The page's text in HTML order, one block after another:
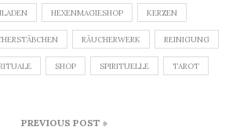
HEXENMAGIESHOP KERZEN
RÄUCHERWERK REINIGUNG
SHOP SPIRITUELLE TAROT
PREVIOUS POST »